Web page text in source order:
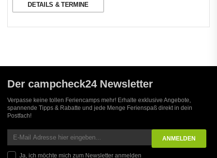
DETAILS & TERMINE
Der campcheck24 Newsletter
Verpasse keine tollen Feriencamps mehr! Erhalte exklusive Angebote,
spannende Tipps & Rabatte und jede Menge Ferienspaß direkt in dein
Postfach!
Ja, ich möchte mich zum Newsletter anmelden